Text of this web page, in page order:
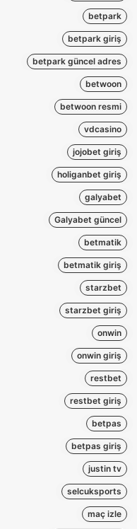
betpark
betpark giriş
betpark güncel adres
betwoon
betwoon resmi
vdcasino
jojobet giriş
holiganbet giriş
galyabet
Galyabet güncel
betmatik
betmatik giriş
starzbet
starzbet giriş
onwin
onwin giriş
restbet
restbet giriş
betpas
betpas giriş
justin tv
selcuksports
maç izle